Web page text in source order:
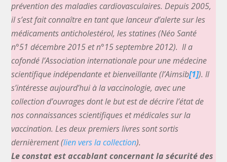
prévention des maladies cardiovasculaires. Depuis 2005,
il s’est fait connaître en tant que lanceur d’alerte sur les
médicaments anticholestérol, les statines (Néo Santé
n°51 décembre 2015 et n°15 septembre 2012). Il a
cofondé l’Association internationale pour une médecine
scientifique indépendante et bienveillante (l’Aimsib[1]). Il
s’intéresse aujourd’hui à la vaccinologie, avec une
collection d’ouvrages dont le but est de décrire l’état de
nos connaissances scientifiques et médicales sur la
vaccination. Les deux premiers livres sont sortis
dernièrement (lien vers la collection).
Le constat est accablant concernant la sécurité des